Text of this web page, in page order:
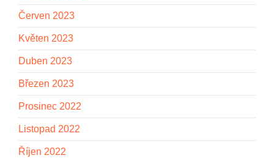
Červen 2023
Květen 2023
Duben 2023
Březen 2023
Prosinec 2022
Listopad 2022
Říjen 2022